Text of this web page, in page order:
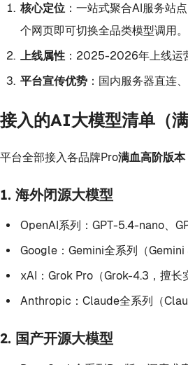
核心定位：一站式聚合AI服务站
个网页即可切换全品类模型调用。
上线属性：2025-2026年上线运
平台宣传优势：国内服务器直连
接入的AI大模型清单（
平台全部接入各品牌Pro满血高阶版本
1. 海外闭源大模型
OpenAI系列：GPT-5.4-nano、
Google：Gemini全系列（Gemini
xAI：Grok Pro（Grok-4.3，擅长
Anthropic：Claude全系列（
2. 国产开源大模型